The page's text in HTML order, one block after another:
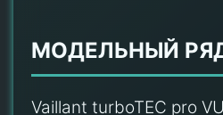
МОДЕЛЬНЫЙ
Vaillant turboTEC pro